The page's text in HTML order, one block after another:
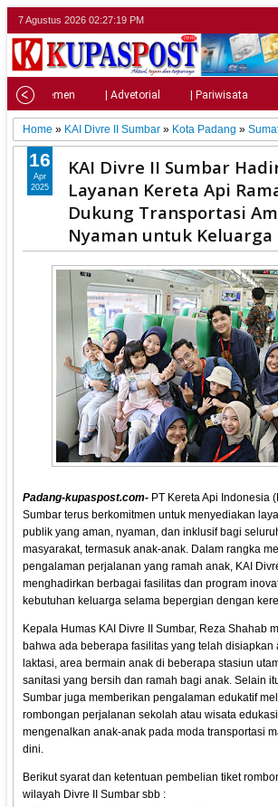
7 Agustus 2026 02:27:21 PM
| Parlemen | Advetorial | Pariwisata
Home » KAI Divre II Sumbar » Kota Padang »
KAI Divre II Sumbar
Layanan Kereta Api
Dukung Transportasi
Nyaman untuk Keluarga
Padang-kupaspost.com- PT Kereta Api Indonesia
Sumbar terus berkomitmen untuk menyediakan
publik yang aman, nyaman, dan inklusif bagi
masyarakat, termasuk anak-anak. Dalam rangka
pengalaman perjalanan yang ramah anak, KAI
menghadirkan berbagai fasilitas dan program
kebutuhan keluarga selama bepergian dengan
Kepala Humas KAI Divre II Sumbar, Reza Shahab
bahwa ada beberapa fasilitas yang telah disiapkan
laktasi, area bermain anak di beberapa stasiun
sanitasi yang bersih dan ramah bagi anak. Selain
Sumbar juga memberikan pengalaman edukatif
rombongan perjalanan sekolah atau wisata
mengenalkan anak-anak pada moda transportasi
dini.
Berikut syarat dan ketentuan pembelian tiket
wilayah Divre II Sumbar sbb :
16
Apr
2025